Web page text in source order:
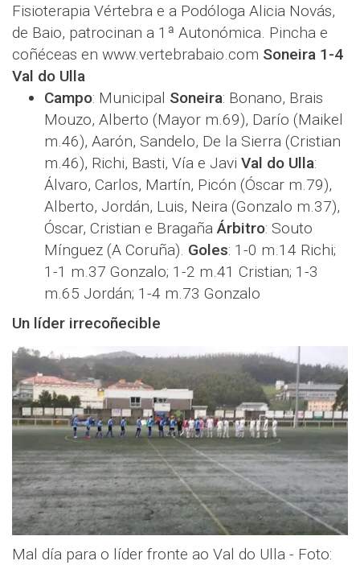
Fisioterapia Vértebra e a Podóloga Alicia Novás,
de Baio, patrocinan a 1ª Autonómica. Pincha e
coñéceas en www.vertebrabaio.com Soneira 1-4
Val do Ulla
Campo: Municipal Soneira: Bonano, Brais
Mouzo, Alberto (Mayor m.69), Darío (Maikel
m.46), Aarón, Sandelo, De la Sierra (Cristian
m.46), Richi, Basti, Vía e Javi Val do Ulla:
Álvaro, Carlos, Martín, Picón (Óscar m.79),
Alberto, Jordán, Luis, Neira (Gonzalo m.37),
Óscar, Cristian e BragañaÁrbitro: Souto
Mínguez (A Coruña). Goles: 1-0 m.14 Richi;
1-1 m.37 Gonzalo; 1-2 m.41 Cristian; 1-3
m.65 Jordán; 1-4 m.73 Gonzalo
Un líder irrecoñecible
Mal día para o líder fronte ao Val do Ulla - Foto: